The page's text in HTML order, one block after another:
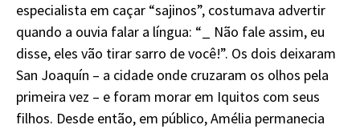
especialista em caçar “sajinos”, costumava advertir
quando a ouvia falar a língua: “_ Não fale assim, eu
disse, eles vão tirar sarro de você!”. Os dois deixaram
San Joaquín – a cidade onde cruzaram os olhos pela
primeira vez – e foram morar em Iquitos com seus
filhos. Desde então, em público, Amélia permanecia